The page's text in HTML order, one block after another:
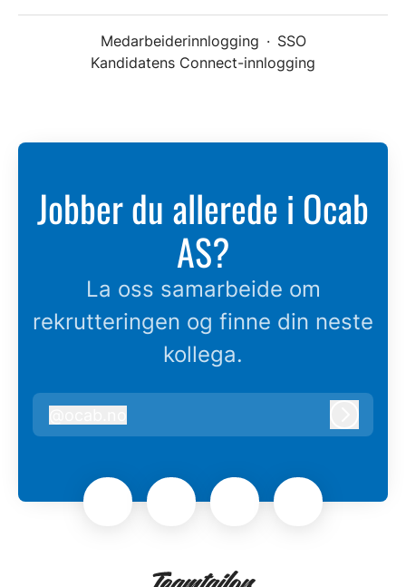
Medarbeiderinnlogging · SSO
Kandidatens Connect-innlogging
Jobber du allerede i Ocab
AS?
La oss samarbeide om
rekrutteringen og finne din neste
kollega.
ocab.no